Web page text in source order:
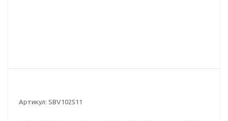
Артикул: SBV102511